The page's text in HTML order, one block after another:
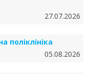
27.07.2026
поліклініка
05.08.2026